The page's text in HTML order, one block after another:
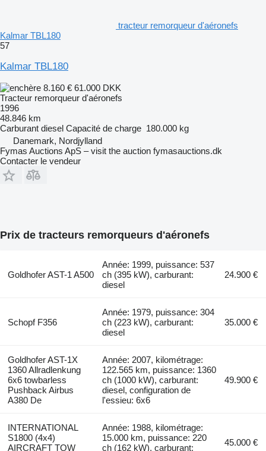
tracteur remorqueur d'aéronefs
Kalmar TBL180
57
Kalmar TBL180
8.160 € 61.000 DKK
Tracteur remorqueur d'aéronefs
1996
48.846 km
Carburant diesel Capacité de charge 180.000 kg
Danemark, Nordjylland
Fymas Auctions ApS – visit the auction fymasauctions.dk
Contacter le vendeur
Prix de tracteurs remorqueurs d'aéronefs
Goldhofer AST-1 A500
Année: 1999, puissance: 537
ch (395 kW), carburant:
diesel
24.900 €
Schopf F356
Année: 1979, puissance: 304
ch (223 kW), carburant:
diesel
35.000 €
Goldhofer AST-1X
1360 Allradlenkung
6x6 towbarless
Pushback Airbus
A380 De
Année: 2007, kilométrage:
122.565 km, puissance: 1360
ch (1000 kW), carburant:
diesel, configuration de
l'essieu: 6x6
49.900 €
INTERNATIONAL
S1800 (4x4)
AIRCRAFT TOW
Année: 1988, kilométrage:
15.000 km, puissance: 220
ch (162 kW), carburant:
45.000 €